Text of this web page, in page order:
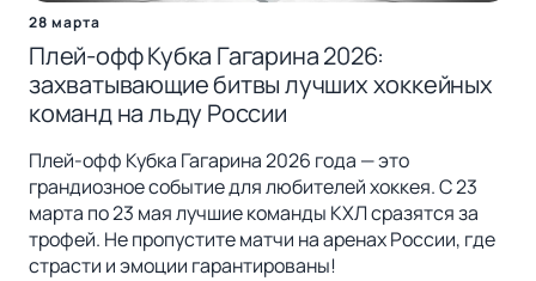
28 марта
Плей-офф Кубка Гагарина 2026:
захватывающие битвы лучших хоккейных
команд на льду России
Плей-офф Кубка Гагарина 2026 года — это
грандиозное событие для любителей хоккея. С 23
марта по 23 мая лучшие команды КХЛ сразятся за
трофей. Не пропустите матчи на аренах России, где
страсти и эмоции гарантированы!